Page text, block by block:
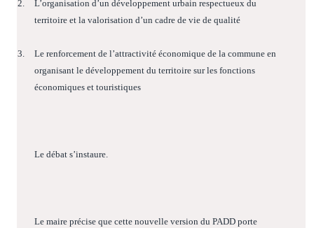
2.
L’organisation d’un développement urbain respectueux du
territoire et la valorisation d’un cadre de vie de qualité
3.
Le renforcement de l’attractivité économique de la commune en
organisant le développement du territoire sur les fonctions
économiques et touristiques
Le débat s’instaure.
Le maire précise que cette nouvelle version du PADD porte